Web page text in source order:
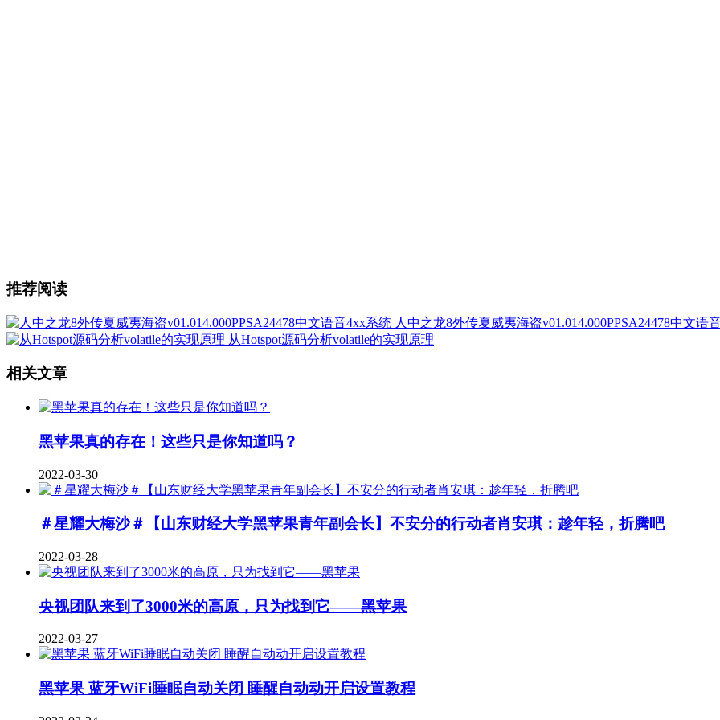
推荐阅读
人中之龙8外传夏威夷海盗v01.014.000PPSA24478中文语
从Hotspot源码分析volatile的实现原理
相关文章
黑苹果真的存在！这些只是你知道吗？
2022-03-30
＃星耀大梅沙＃【山东财经大学黑苹果青年副会长】不安分的行动者肖安琪：趁年轻，折腾吧
2022-03-28
央视团队来到了3000米的高原，只为找到它——黑苹果
2022-03-27
黑苹果 蓝牙WiFi睡眠自动关闭 睡醒自动动开启设置教程